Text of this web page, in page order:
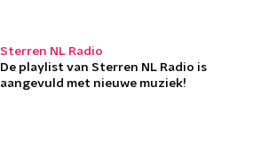
Sterren NL Radio
De playlist van Sterren NL Radio is
aangevuld met nieuwe muziek!